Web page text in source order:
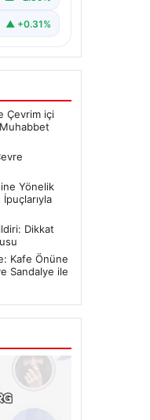
▲ +0.31%
Çevrim içi
Yönelik
Dikkat
Kafe Önüne
Sandalye ile